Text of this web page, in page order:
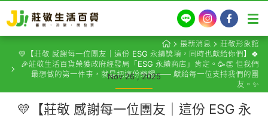
LINE InstagramFacebook
最新消息
莊敬形象館
💛【莊敬 感謝每一位團友｜這份 ESG 永續獎項，同時也獻給你們】🍀
🎉莊敬生活百貨榮獲政府經發局「ESG 永續商店」肯定。🥳👏 但我們
最想做的第一件事，就是把這份榮耀—— 獻給每一位支持我們的團
友。✨
Nov 26 , 2025
💛【莊敬 感謝每一位團友｜這份 ESG 永